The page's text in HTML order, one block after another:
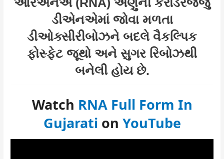
ડીએનએમાં જોવા મળતા
ડીઓક્સીરીબોઝને બદલે વૈકલ્પિક
ફોસ્ફેટ જૂથો અને સુગર રિબોઝથી
બનેલી હોય છે.
Watch RNA Full Form In
Gujarati on YouTube